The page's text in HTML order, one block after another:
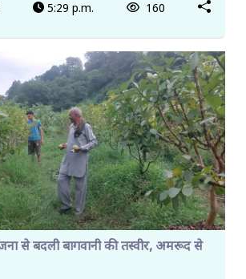
5:29 p.m. 160
से बदली बागवानी की तस्वीर, अमरूद से